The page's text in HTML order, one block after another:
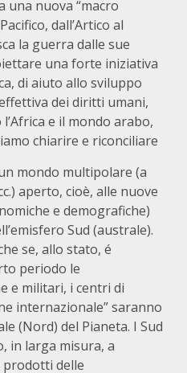
una nuova “macro
dall’Artico al
la guerra dalle sue
una forte iniziativa
di aiuto allo sviluppo
dei diritti umani,
e il mondo arabo,
chiarire e riconciliare
mondo multipolare (a
aperto, cioè, alle nuove
e demografiche)
Sud (australe).
se, allo stato, é
periodo le
e militari, i centri di
internazionale” saranno
(Nord) del Pianeta. I Sud
in larga misura, a
prodotti delle